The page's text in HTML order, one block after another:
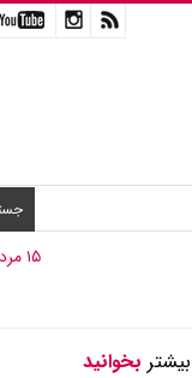
۱۵ مرداد ۱۴۰۵ /
بیشتر بخوانید